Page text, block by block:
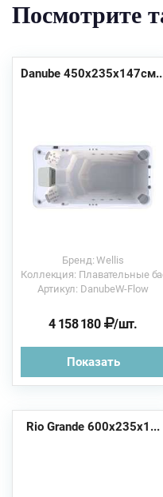
Посмотрите
Danube
Бренд: Wellis
Коллекция: Плавательные
Артикул: DanubeW-Flow
4 158 180 /шт.
Показать
Rio Grande 600х235х1...